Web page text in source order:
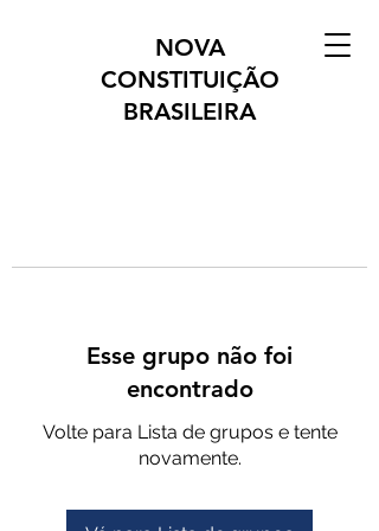
NOVA
CONSTITUIÇÃO
BRASILEIRA
Esse grupo não foi
encontrado
Volte para Lista de grupos e tente
novamente.